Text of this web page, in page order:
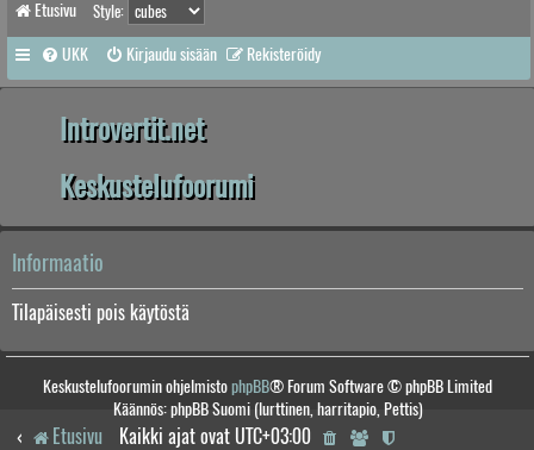
Etusivu Style:
UKK Kirjaudu sisään Rekisteröidy
Introvertit.net
Keskustelufoorumi
Informaatio
Tilapäisesti pois käytöstä
Keskustelufoorumin ohjelmistophpBB® Forum Software © phpBB Limited
Käännös: phpBB Suomi (lurttinen, harritapio, Pettis)
Etusivu Kaikki ajat ovat UTC+03:00